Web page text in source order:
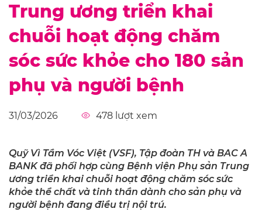
Trung ương triển khai
chuỗi hoạt động chăm
sóc sức khỏe cho 180 sản
phụ và người bệnh
31/03/2026 478 lượt xem
Quỹ Vì Tầm Vóc Việt (VSF), Tập đoàn TH và BAC A
BANK đã phối hợp cùng Bệnh viện Phụ sản Trung
ương triển khai chuỗi hoạt động chăm sóc sức
khỏe thể chất và tinh thần dành cho sản phụ và
người bệnh đang điều trị nội trú.